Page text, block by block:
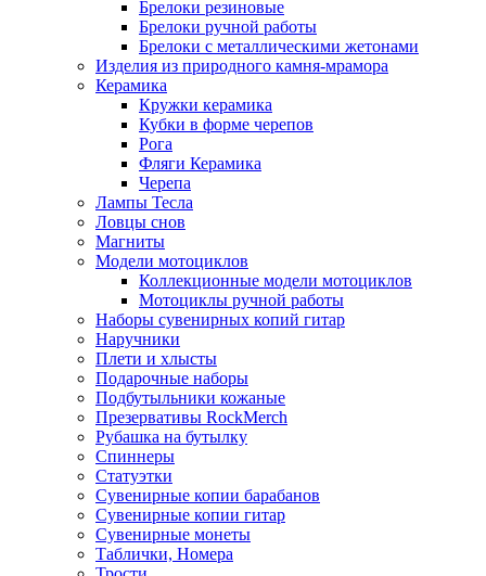
Брелоки резиновые
Брелоки ручной работы
Брелоки с металлическими жетонами
Изделия из природного камня-мрамора
Керамика
Кружки керамика
Кубки в форме черепов
Рога
Фляги Керамика
Черепа
Лампы Тесла
Ловцы снов
Магниты
Модели мотоциклов
Коллекционные модели мотоциклов
Мотоциклы ручной работы
Наборы сувенирных копий гитар
Наручники
Плети и хлысты
Подарочные наборы
Подбутыльники кожаные
Презервативы RockMerch
Рубашка на бутылку
Спиннеры
Статуэтки
Сувенирные копии барабанов
Сувенирные копии гитар
Сувенирные монеты
Таблички, Номера